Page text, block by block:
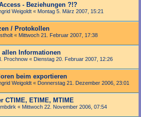
- Beziehungen ?!?
Weigoldt « Montag 5. März 2007, 15:21
/ Protokollen
« Mittwoch 21. Februar 2007, 17:38
allen Informationen
Prochnow « Dienstag 20. Februar 2007, 12:26
beim exportieren
Weigoldt « Donnerstag 21. Dezember 2006, 23:01
CTIME, ETIME, MTIME
« Mittwoch 22. November 2006, 07:54